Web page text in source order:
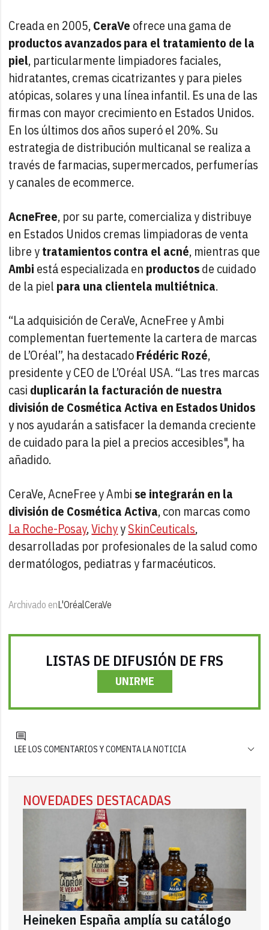
Creada en 2005,CeraVe ofrece una gama de
productos avanzados para el tratamiento de la
piel, particularmente limpiadores faciales,
hidratantes, cremas cicatrizantes y para pieles
atópicas, solares y una línea infantil. Es una de las
firmas con mayor crecimiento en Estados Unidos.
En los últimos dos años superó el 20%. Su
estrategia de distribución multicanal se realiza a
través de farmacias, supermercados, perfumerías
y canales de ecommerce.
AcneFree, por su parte, comercializa y distribuye
en Estados Unidos cremas limpiadoras de venta
libre ytratamientos contra el acné, mientras que
Ambi está especializada en productosde cuidado
de la piel para una clientela multiétnica.
“La adquisición de CeraVe, AcneFree y Ambi
complementan fuertemente la cartera de marcas
de L’Oréal”, ha destacadoFrédéric Rozé,
presidente y CEO de L’Oréal USA. “Las tres marcas
casi duplicarán la facturación de nuestra
división de Cosmética Activa en Estados Unidos
y nos ayudarán a satisfacer la demanda creciente
de cuidado para la piel a precios accesibles", ha
añadido.
CeraVe, AcneFree y Ambi se integrarán en la
división de Cosmética Activa, con marcas como
La Roche-Posay,VichyySkinCeuticals,
desarrolladas por profesionales de la salud como
dermatólogos, pediatras y farmacéuticos.
Archivado enL'OréalCeraVe
LISTAS DE DIFUSIÓN DE FRS
UNIRME
LEE LOS COMENTARIOS Y COMENTA LA NOTICIA
NOVEDADES DESTACADAS
Heineken España amplía su catálogo